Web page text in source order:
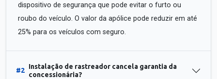
dispositivo de segurança que pode evitar o furto ou
roubo do veículo. O valor da apólice pode reduzir em até
25% para os veículos com seguro.
#2
Instalação de rastreador cancela garantia da
concessionária?